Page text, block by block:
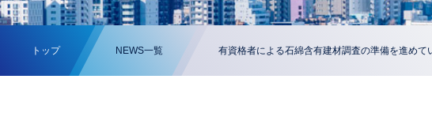
トップ NEWS一覧 有資格者による石綿含有建材調査の準備を進めて